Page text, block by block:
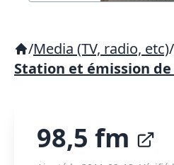
/Media (TV, radio, etc)/
Station et émission
98,5 fm